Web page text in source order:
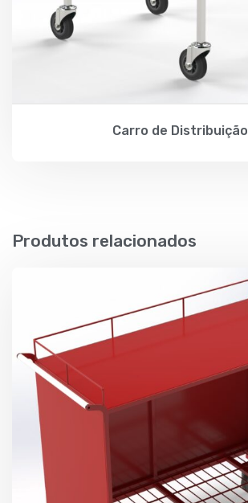
Carro de Distribuição
Produtos relacionados